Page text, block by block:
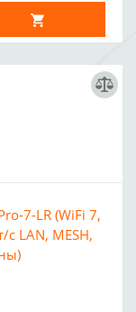
7-LR (WiFi 7,
LAN, MESH,